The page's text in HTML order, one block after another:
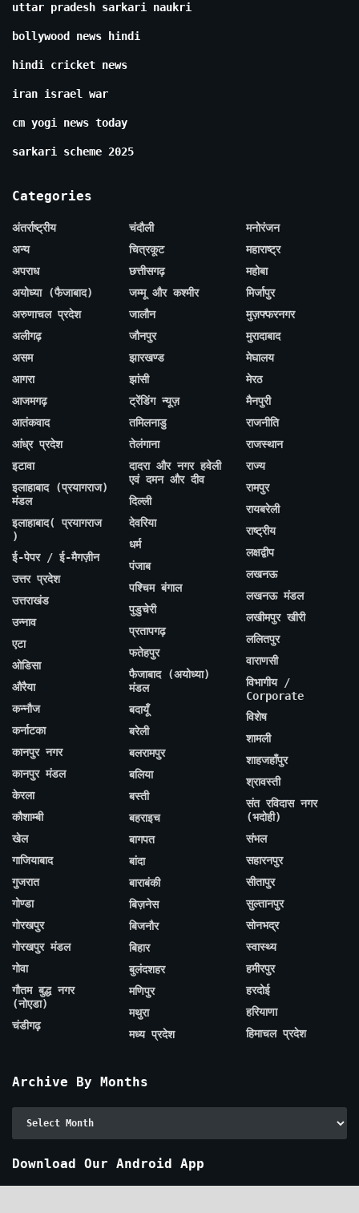
uttar pradesh sarkari naukri
bollywood news hindi
hindi cricket news
iran israel war
cm yogi news today
sarkari scheme 2025
Categories
अंतर्राष्ट्रीय
अन्य
अपराध
अयोध्या (फैजाबाद)
अरुणाचल प्रदेश
अलीगढ़
असम
आगरा
आजमगढ़
आतंकवाद
आंध्र प्रदेश
इटावा
इलाहाबाद (प्रयागराज)
मंडल
इलाहाबाद( प्रयागराज
)
ई-पेपर / ई-मैगज़ीन
उत्तर प्रदेश
उत्तराखंड
उन्नाव
एटा
ओडिसा
औरैया
कन्नौज
कर्नाटका
कानपुर नगर
कानपुर मंडल
केरला
कौशाम्बी
खेल
गाजियाबाद
गुजरात
गोण्डा
गोरखपुर
गोरखपुर मंडल
गोवा
गौतम बुद्ध नगर
(नोएडा)
चंडीगढ़
चंदौली
चित्रकूट
छत्तीसगढ़
जम्मू और कश्मीर
जालौन
जौनपुर
झारखण्ड
झांसी
ट्रेंडिंग न्यूज़
तमिलनाडु
तेलंगाना
दादरा और नगर हवेली
एवं दमन और दीव
दिल्ली
देवरिया
धर्म
पंजाब
पश्चिम बंगाल
पुडुचेरी
प्रतापगढ़
फतेहपुर
फैजाबाद (अयोध्या)
मंडल
बदायूँ
बरेली
बलरामपुर
बलिया
बस्ती
बहराइच
बागपत
बांदा
बाराबंकी
बिज़नेस
बिजनौर
बिहार
बुलंदशहर
मणिपुर
मथुरा
मध्य प्रदेश
मनोरंजन
महाराष्ट्र
महोबा
मिर्जापुर
मुज़फ्फरनगर
मुरादाबाद
मेघालय
मेरठ
मैनपुरी
राजनीति
राजस्थान
राज्य
रामपुर
रायबरेली
राष्ट्रीय
लक्षद्वीप
लखनऊ
लखनऊ मंडल
लखीमपुर खीरी
ललितपुर
वाराणसी
विभागीय /
Corporate
विशेष
शामली
शाहजहाँपुर
श्रावस्ती
संत रविदास नगर
(भदोही)
संभल
सहारनपुर
सीतापुर
सुल्तानपुर
सोनभद्र
स्वास्थ्य
हमीरपुर
हरदोई
हरियाणा
हिमाचल प्रदेश
Archive By Months
Archive
Download Our Android App